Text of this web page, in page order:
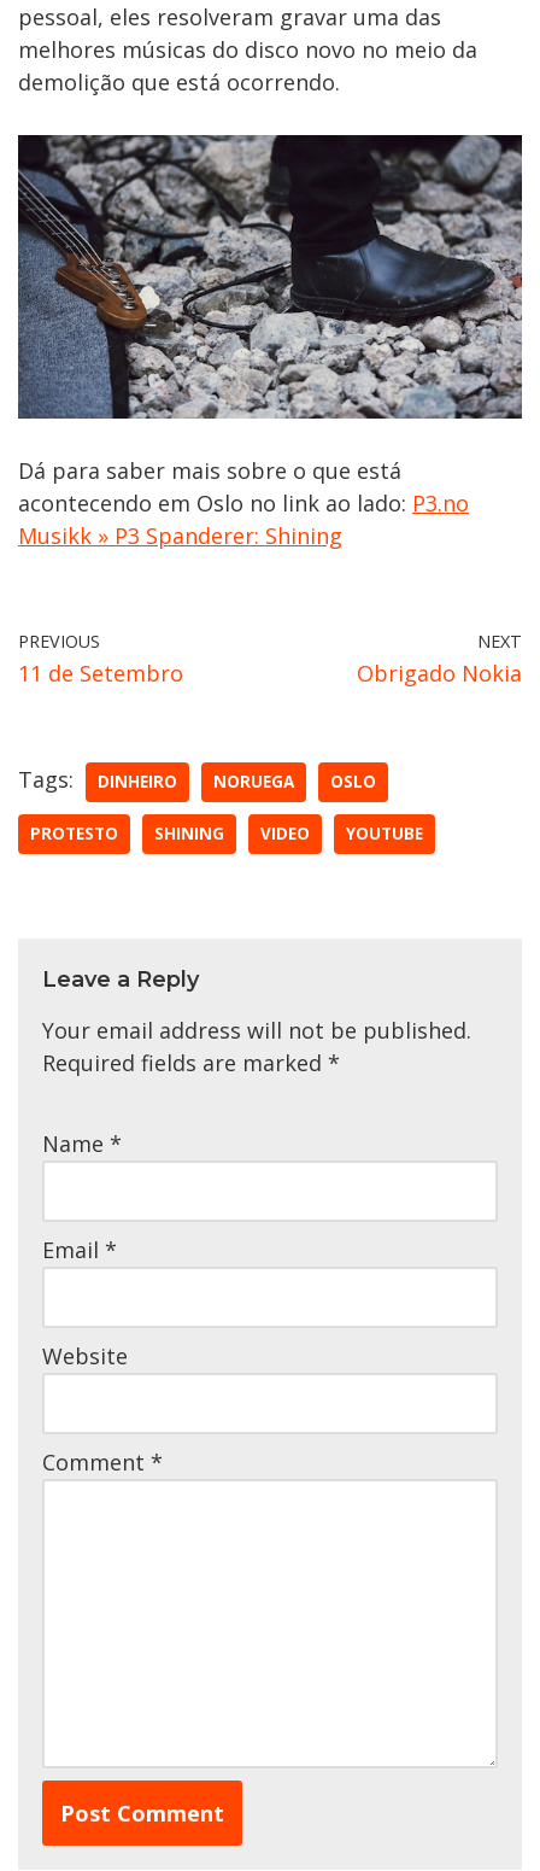
pessoal, eles resolveram gravar uma das
melhores músicas do disco novo no meio da
demolição que está ocorrendo.
Dá para saber mais sobre o que está
acontecendo em Oslo no link ao lado: P3.no
Musikk » P3 Spanderer: Shining
PREVIOUS
11 de Setembro
NEXT
Obrigado Nokia
Tags: DINHEIRO NORUEGA OSLO
PROTESTO SHINING VIDEO YOUTUBE
Leave a Reply
Your email address will not be published.
Required fields are marked *
Name *
Email *
Website
Comment *